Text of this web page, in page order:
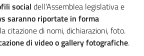
social dell’Assemblea legislativa e
saranno riportate in forma
citazione di nomi, dichiarazioni, foto.
di video o gallery fotografiche.